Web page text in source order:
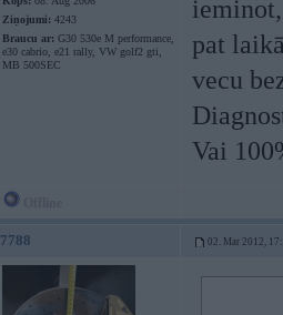
Ziņojumi: 4243
Braucu ar: G30 530e M performance,
e30 cabrio, e21 rally, VW golf2 gti,
MB 500SEC
pat
vecu
Vai
7788 02. Mar 2012,